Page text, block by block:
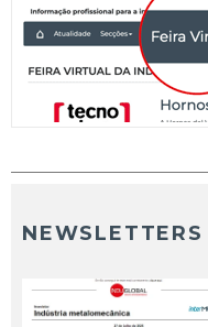
NEWSLETTERS